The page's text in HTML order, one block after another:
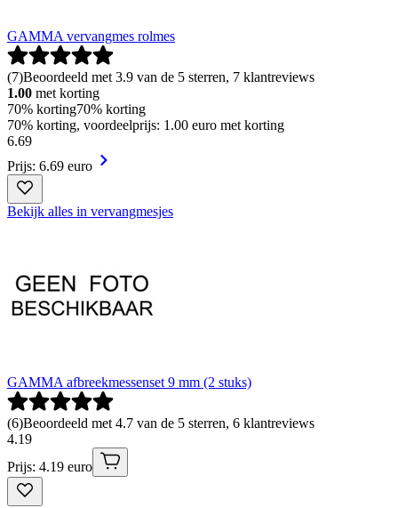
GAMMA vervangmes rolmes
(7)Beoordeeld met 3.9 van de 5 sterren, 7 klantreviews
1.00 met korting
70% korting70% korting
70% korting, voordeelprijs: 1.00 euro met korting
6.69
Prijs: 6.69 euro
Bekijk alles in vervangmesjes
GAMMA afbreekmessenset 9 mm (2 stuks)
(6)Beoordeeld met 4.7 van de 5 sterren, 6 klantreviews
4.19
Prijs: 4.19 euro